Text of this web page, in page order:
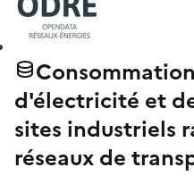
d'électricité et
sites industriels
réseaux de